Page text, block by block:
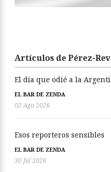
Artículos de Pérez-
El día que odié a la
EL BAR DE ZENDA
02 Ago 2026
Esos reporteros sensibles
EL BAR DE ZENDA
30 Jul 2026